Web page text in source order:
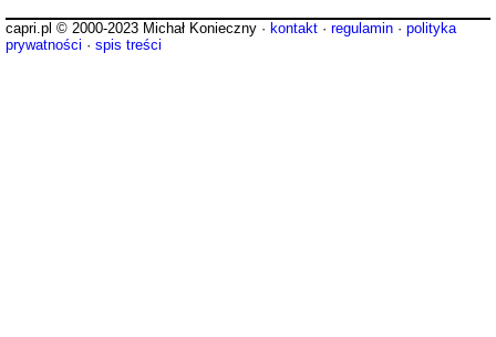
capri.pl © 2000-2023 Michał Konieczny · kontakt · regulamin · polityka
prywatności · spis treści